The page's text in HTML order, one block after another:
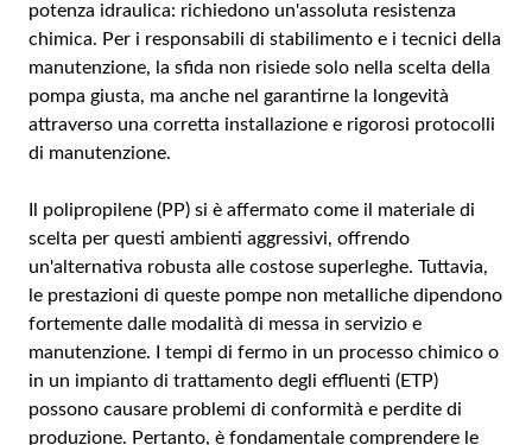
potenza idraulica: richiedono un'assoluta resistenza
chimica. Per i responsabili di stabilimento e i tecnici della
manutenzione, la sfida non risiede solo nella scelta della
pompa giusta, ma anche nel garantirne la longevità
attraverso una corretta installazione e rigorosi protocolli
di manutenzione.
Il polipropilene (PP) si è affermato come il materiale di
scelta per questi ambienti aggressivi, offrendo
un'alternativa robusta alle costose superleghe. Tuttavia,
le prestazioni di queste pompe non metalliche dipendono
fortemente dalle modalità di messa in servizio e
manutenzione. I tempi di fermo in un processo chimico o
in un impianto di trattamento degli effluenti (ETP)
possono causare problemi di conformità e perdite di
produzione. Pertanto, è fondamentale comprendere le